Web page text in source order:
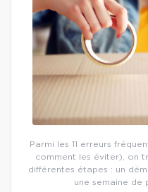
Parmi les 11 erreurs
comment les éviter), on
différentes étapes : un
une semaine de